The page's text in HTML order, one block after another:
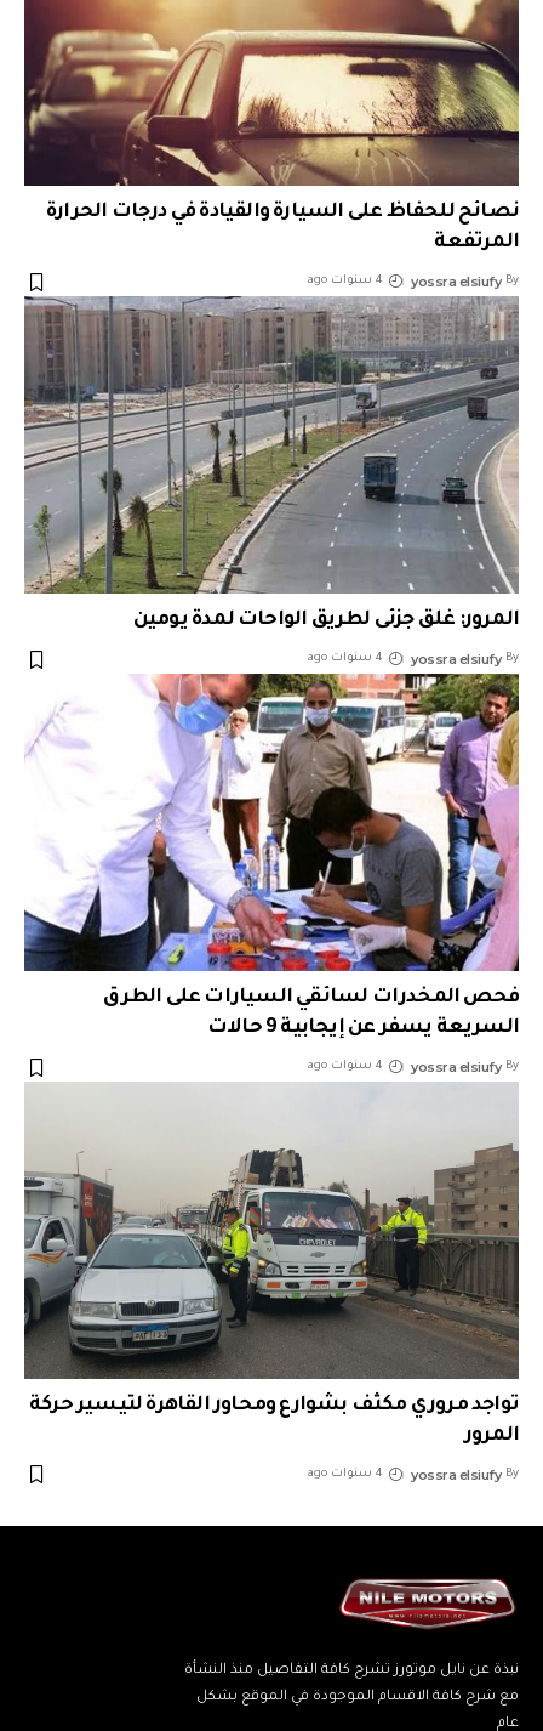
نصائح للحفاظ على السيارة والقيادة في درجات الحرارة
المرتفعة
By
yossra elsiufy 4 سنوات ago
المرور: غلق جزئى لطريق الواحات لمدة يومين
By
yossra elsiufy 4 سنوات ago
فحص المخدرات لسائقي السيارات على الطرق
السريعة يسفر عن إيجابية 9 حالات
By
yossra elsiufy 4 سنوات ago
تواجد مروري مكثف بشوارع ومحاور القاهرة لتيسير حركة
المرور
By
yossra elsiufy 4 سنوات ago
نبذة عن نايل موتورز تشرح كافة التفاصيل منذ النشأة
مع شرح كافة الاقسام الموجودة في الموقع بشكل
عام